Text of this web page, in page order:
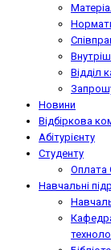
Відділ
Новини
Відбіркова
Абітурієнту
Студенту
Оплата
Навчальні